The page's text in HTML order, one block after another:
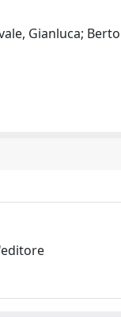
Gianluca;